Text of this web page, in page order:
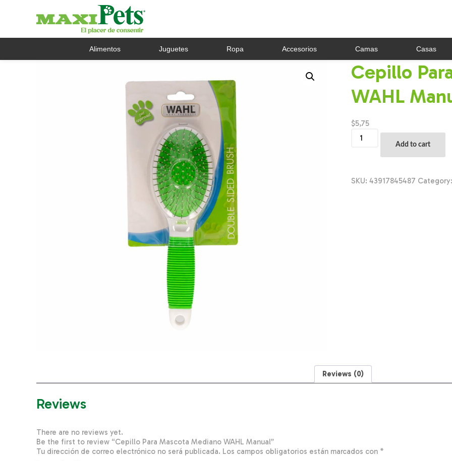
Alimentos Juguetes Ropa Accesorios Camas Casas
Cepillo
WAHL
$5,75
Para
Manual
Add to cart
SKU: 43917845487 Category:
Reviews (0)
Reviews
There are no reviews yet.
Be the first to review “Cepillo Para Mascota Mediano WAHL Manual”
Tu dirección de correo electrónico no será publicada. Los campos obligatorios están marcados con *